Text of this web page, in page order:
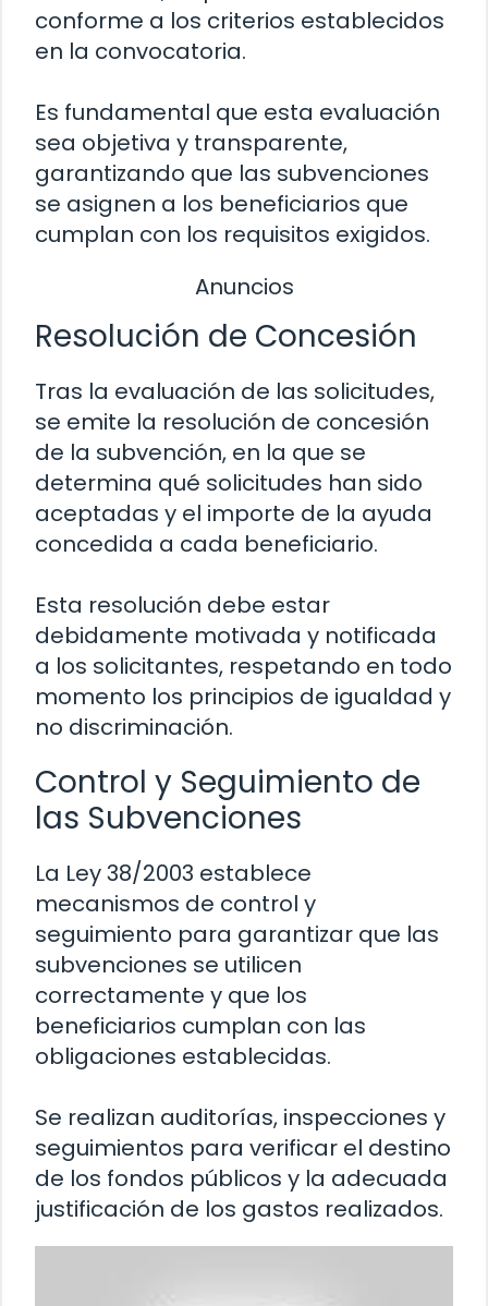
conforme a los criterios establecidos
en la convocatoria.
Es fundamental que esta evaluación
sea objetiva y transparente,
garantizando que las subvenciones
se asignen a los beneficiarios que
cumplan con los requisitos exigidos.
Anuncios
Resolución de Concesión
Tras la evaluación de las solicitudes,
se emite la resolución de concesión
de la subvención, en la que se
determina qué solicitudes han sido
aceptadas y el importe de la ayuda
concedida a cada beneficiario.
Esta resolución debe estar
debidamente motivada y notificada
a los solicitantes, respetando en todo
momento los principios de igualdad y
no discriminación.
Control y Seguimiento de
las Subvenciones
La Ley 38/2003 establece
mecanismos de control y
seguimiento para garantizar que las
subvenciones se utilicen
correctamente y que los
beneficiarios cumplan con las
obligaciones establecidas.
Se realizan auditorías, inspecciones y
seguimientos para verificar el destino
de los fondos públicos y la adecuada
justificación de los gastos realizados.